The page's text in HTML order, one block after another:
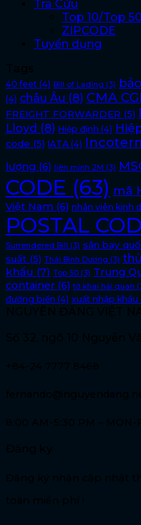
Tra Cứu
Top 10/Top
ZIPCODE
Tuyển dụng
40 feet (4) Bill of Lading (3)
(4) châu Âu (8) CMA
FREIGHT FORWARDER (5)
Lloyd (8) Hiệp định (4)
code (5) IATA (4)
lượng (6) liên minh 2M (3)
CODE (63) mã
Việt Nam (6) nhân viên kinh
POSTAL
Surrendered Bill (3) sân bay
suất (5) Thái Bình Dương (3)
khẩu (7) Top 50 (3) Trung
container (6) tờ khai hải quan
đường biển (4) xuất nhập khẩu